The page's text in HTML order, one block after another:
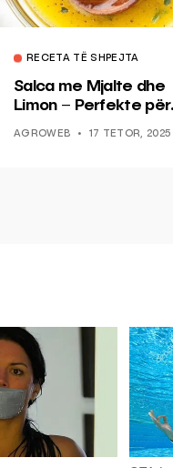
RECETA TË SHPEJTA
Salca me Mjalte dhe
Limon – Perfekte për
AGROWEB 17 TETOR, 2025